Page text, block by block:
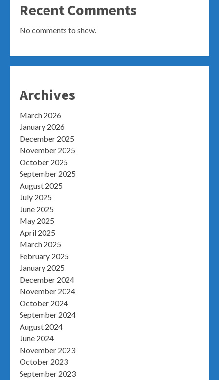
Recent Comments
No comments to show.
Archives
March 2026
January 2026
December 2025
November 2025
October 2025
September 2025
August 2025
July 2025
June 2025
May 2025
April 2025
March 2025
February 2025
January 2025
December 2024
November 2024
October 2024
September 2024
August 2024
June 2024
November 2023
October 2023
September 2023